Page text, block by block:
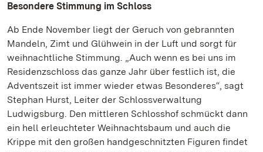
Besondere Stimmung im Schloss
Ab Ende November liegt der Geruch von gebrannten
Mandeln, Zimt und Glühwein in der Luft und sorgt für
weihnachtliche Stimmung. „Auch wenn es bei uns im
Residenzschloss das ganze Jahr über festlich ist, die
Adventszeit ist immer wieder etwas Besonderes“, sagt
Stephan Hurst, Leiter der Schlossverwaltung
Ludwigsburg. Den mittleren Schlosshof schmückt dann
ein hell erleuchteter Weihnachtsbaum und auch die
Krippe mit den großen handgeschnitzten Figuren findet